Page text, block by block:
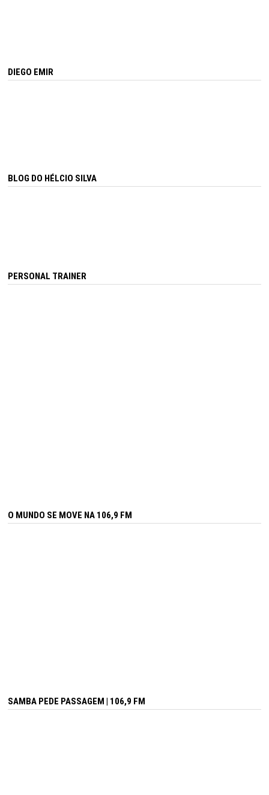
DIEGO EMIR
BLOG DO HÉLCIO SILVA
PERSONAL TRAINER
O MUNDO SE MOVE NA 106,9 FM
SAMBA PEDE PASSAGEM | 106,9 FM